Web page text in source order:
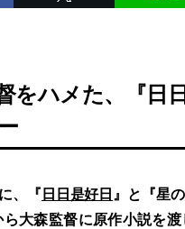
をハメた、『日
、『 日日是好日』と『星
大森監督に原作小説を渡